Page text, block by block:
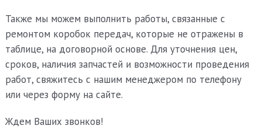
Также мы можем выполнить работы, связанные с
ремонтом коробок передач, которые не отражены в
таблице, на договорной основе. Для уточнения цен,
сроков, наличия запчастей и возможности проведения
работ, свяжитесь с нашим менеджером по телефону
или через форму на сайте.
Ждем Ваших звонков!